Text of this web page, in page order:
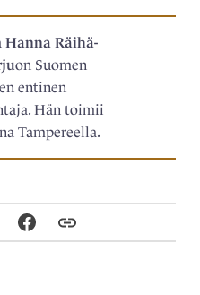
Hanna Räihä-
on Suomen
entinen
Hän toimii
Tampereella.